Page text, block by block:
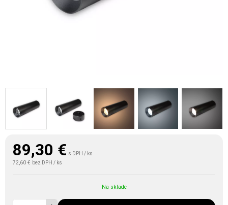
89,30 € s DPH / ks
72,60 € bez DPH / ks
Na sklade